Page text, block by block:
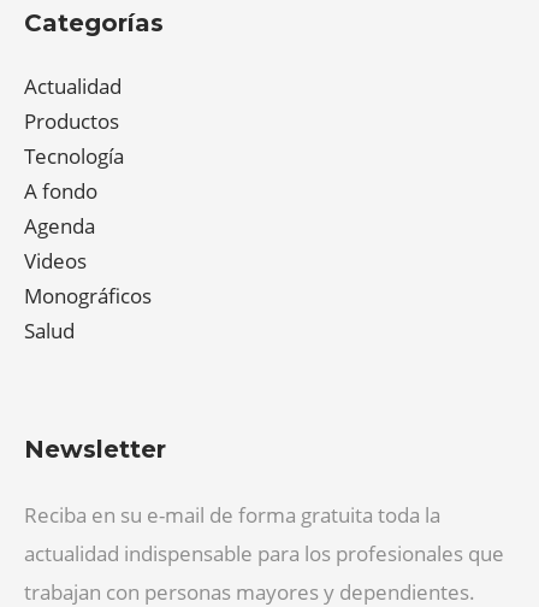
Categorías
Actualidad
Productos
Tecnología
A fondo
Agenda
Videos
Monográficos
Salud
Newsletter
Reciba en su e-mail de forma gratuita toda la
actualidad indispensable para los profesionales que
trabajan con personas mayores y dependientes.